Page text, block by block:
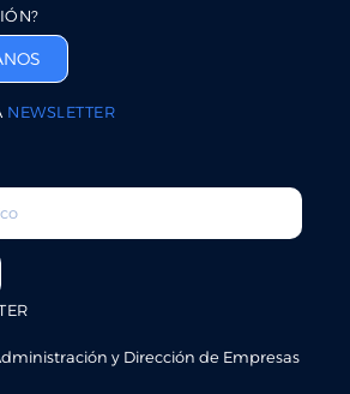
NEWSLETTER
y Dirección de Empresas